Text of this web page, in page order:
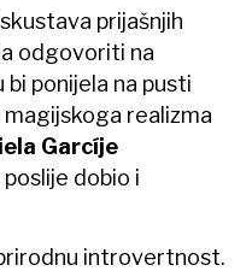
prijašnjih
odgovoriti na
ponijela na pusti
realizma
Garcíje
dobio i
introvertnost.